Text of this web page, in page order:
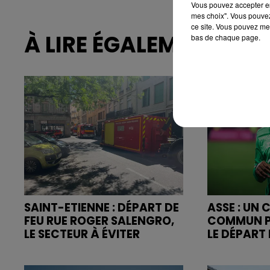
À LIRE ÉGALEMENT
SAINT-ETIENNE : DÉPART DE
FEU RUE ROGER SALENGRO,
LE SECTEUR À ÉVITER
ASSE : UN
COMMUN
LE
Vous pouvez accepter
mes choix". Vous
ce site. Vous pouvez
bas de chaque page.